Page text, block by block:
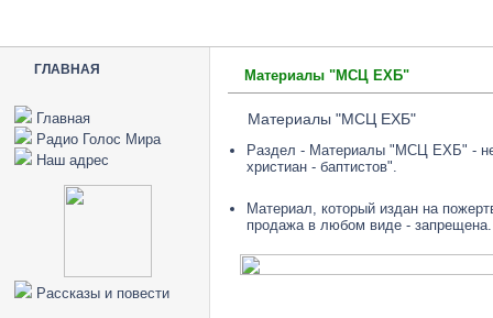
ГЛАВНАЯ
Главная
Радио Голос Мира
Наш адрес
Рассказы и повести
Материалы "МСЦ ЕХБ"
Материалы "МСЦ ЕХБ"
Раздел - Материалы "МСЦ ЕХБ" - не
христиан - баптистов".
Материал, который издан на
продажа в любом виде - запрещена.